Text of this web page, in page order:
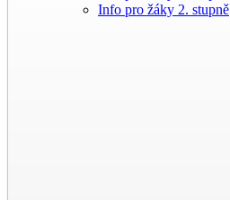
Info pro žáky 2. stupně